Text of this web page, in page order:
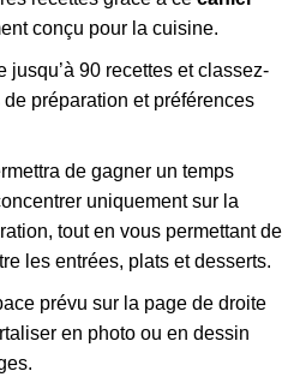
conçu pour la cuisine.
jusqu’à 90 recettes et classez-
préparation et préférences
de gagner un temps
uniquement sur la
tout en vous permettant de
les entrées, plats et desserts.
prévu sur la page de droite
en photo ou en dessin